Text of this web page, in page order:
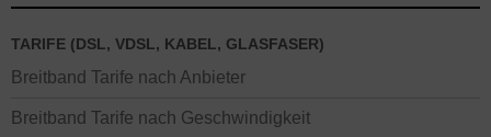
TARIFE (DSL, VDSL, KABEL, GLASFASER)
Breitband Tarife nach Anbieter
Breitband Tarife nach Geschwindigkeit